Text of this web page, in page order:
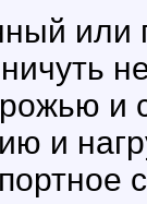
или
ничуть
и
и